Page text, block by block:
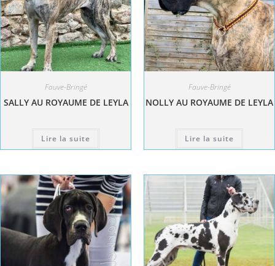
Fauve-Bringé
SALLY AU ROYAUME DE LEYLA
Lire la suite
Fauve-Bringé
NOLLY AU ROYAUME DE LEYLA
Lire la suite